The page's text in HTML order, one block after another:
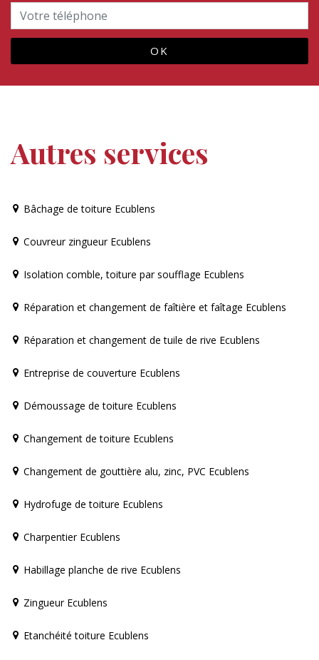
Autres services
Bâchage de toiture Ecublens
Couvreur zingueur Ecublens
Isolation comble, toiture par soufflage Ecublens
Réparation et changement de faîtière et faîtage Ecublens
Réparation et changement de tuile de rive Ecublens
Entreprise de couverture Ecublens
Démoussage de toiture Ecublens
Changement de toiture Ecublens
Changement de gouttière alu, zinc, PVC Ecublens
Hydrofuge de toiture Ecublens
Charpentier Ecublens
Habillage planche de rive Ecublens
Zingueur Ecublens
Etanchéité toiture Ecublens